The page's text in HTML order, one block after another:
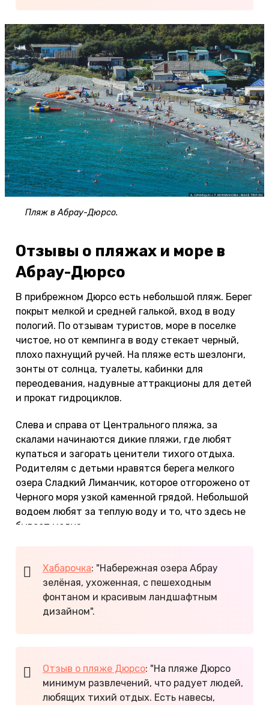
Пляж в Абрау-Дюрсо.
Отзывы о пляжах и море в
Абрау-Дюрсо
В прибрежном Дюрсо есть небольшой пляж. Берег
покрыт мелкой и средней галькой, вход в воду
пологий. По отзывам туристов, море в поселке
чистое, но от кемпинга в воду стекает черный,
плохо пахнущий ручей. На пляже есть шезлонги,
зонты от солнца, туалеты, кабинки для
переодевания, надувные аттракционы для детей
и прокат гидроциклов.
Слева и справа от Центрального пляжа, за
скалами начинаются дикие пляжи, где любят
купаться и загорать ценители тихого отдыха.
Родителям с детьми нравятся берега мелкого
озера Сладкий Лиманчик, которое отгорожено от
Черного моря узкой каменной грядой. Небольшой
водоем любят за теплую воду и то, что здесь не
бывает медуз.
Хабарочка: "Набережная озера Абрау
зелёная, ухоженная, с пешеходным
фонтаном и красивым ландшафтным
дизайном".
Отзыв о пляже Дюрсо: "На пляже Дюрсо
минимум развлечений, что радует людей,
любящих тихий отдых. Есть навесы,